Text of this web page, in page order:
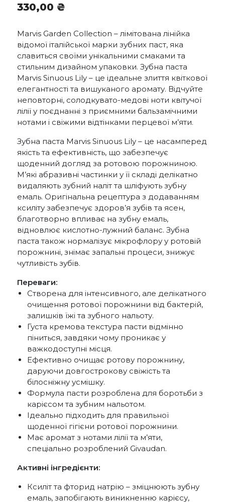
330,00 ₴
Marvis Garden Collection – лімітована лінійка
відомої італійської марки зубних паст, яка
славиться своїми унікальними смаками та
стильним дизайном упаковки. Зубна паста
Marvis Sinuous Lily – це ідеальне злиття квіткової
елегантності та вишуканого аромату. Відчуйте
неповторні, солодкувато-медові ноти квітучої
лілії у поєднанні з приємними бальзамічними
нотами і свіжими відтінками перцевої м’яти.
Зубна паста Marvis Sinuous Lily – це насамперед
якість та ефективність, що забезпечує
щоденний догляд за ротовою порожниною.
М’які абразивні частинки у її складі делікатно
видаляють зубний наліт та шліфують зубну
емаль. Оригінальна рецептура з додаванням
ксиліту забезпечує здоров’я зубів та ясен,
благотворно впливає на зубну емаль,
відновлює кислотно-лужний баланс. Зубна
паста також нормалізує мікрофлору у ротовій
порожнині, знімає запальні процеси, знижує
чутливість зубів.
Переваги:
Створена для інтенсивного, але делікатного
очищення ротової порожнини від бактерій,
залишків їжі та зубного нальоту.
Густа кремова текстура пасти відмінно
піниться, завдяки чому проникає у
важкодоступні місця.
Ефективно очищає ротову порожнину,
даруючи довгострокову свіжість та
білосніжну усмішку.
Формула пасти розроблена для боротьби з
карієсом та зубним нальотом.
Ідеально підходить для правильної
щоденної гігієни ротової порожнини.
Має аромат з нотами лілії та м’яти,
спеціально розроблений Givaudan.
Активні інгредієнти:
Ксиліт та фторид натрію – зміцнюють зубну
емаль, запобігають виникненню карієсу,